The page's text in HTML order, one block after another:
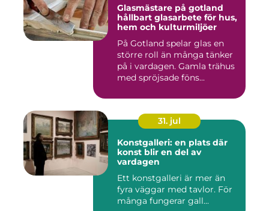
Glasmästare på gotland
hållbart glasarbete för hus,
hem och kulturmiljöer
På Gotland spelar glas en
större roll än många tänker
på i vardagen. Gamla trähus
med spröjsade föns...
31. jul
Konstgalleri: en plats där
konst blir en del av
vardagen
Ett konstgalleri är mer än
fyra väggar med tavlor. För
många fungerar gall...